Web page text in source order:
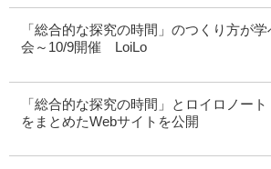
「総合的な探究の時間」のつくり方が
会～10/9開催 LoiLo
「総合的な探究の時間」とロイロノー
をまとめたWebサイトを公開